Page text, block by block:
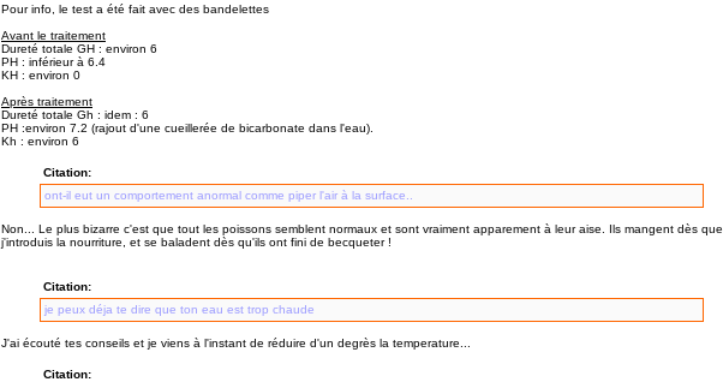
Pour info, le test a été fait avec des bandelettes
Avant le traitement
Dureté totale GH : environ 6
PH : inférieur à 6.4
KH : environ 0
Après traitement
Dureté totale Gh : idem : 6
PH :environ 7.2 (rajout d'une cueillerée de bicarbonate dans l'eau).
Kh : environ 6
Citation:
ont-il eut un comportement anormal comme piper l'air à la surface..
Non... Le plus bizarre c'est que tout les poissons semblent normaux et sont vraiment apparement à leur aise. Ils mangent dès que
j'introduis la nourriture, et se baladent dès qu'ils ont fini de becqueter !
Citation:
je peux déja te dire que ton eau est trop chaude
J'ai écouté tes conseils et je viens à l'instant de réduire d'un degrès la temperature...
Citation: